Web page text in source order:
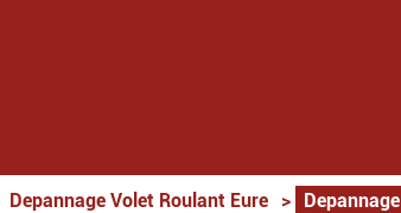
Depannage Volet Roulant Eure >